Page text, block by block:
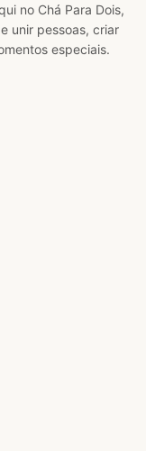
no Chá Para Dois,
unir pessoas, criar
especiais.